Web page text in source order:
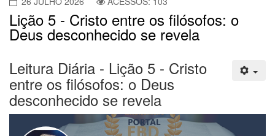
Lição 5 - Cristo entre os filósofos: o
Deus desconhecido se revela
Leitura Diária - Lição 5 - Cristo
entre os filósofos: o Deus
desconhecido se revela